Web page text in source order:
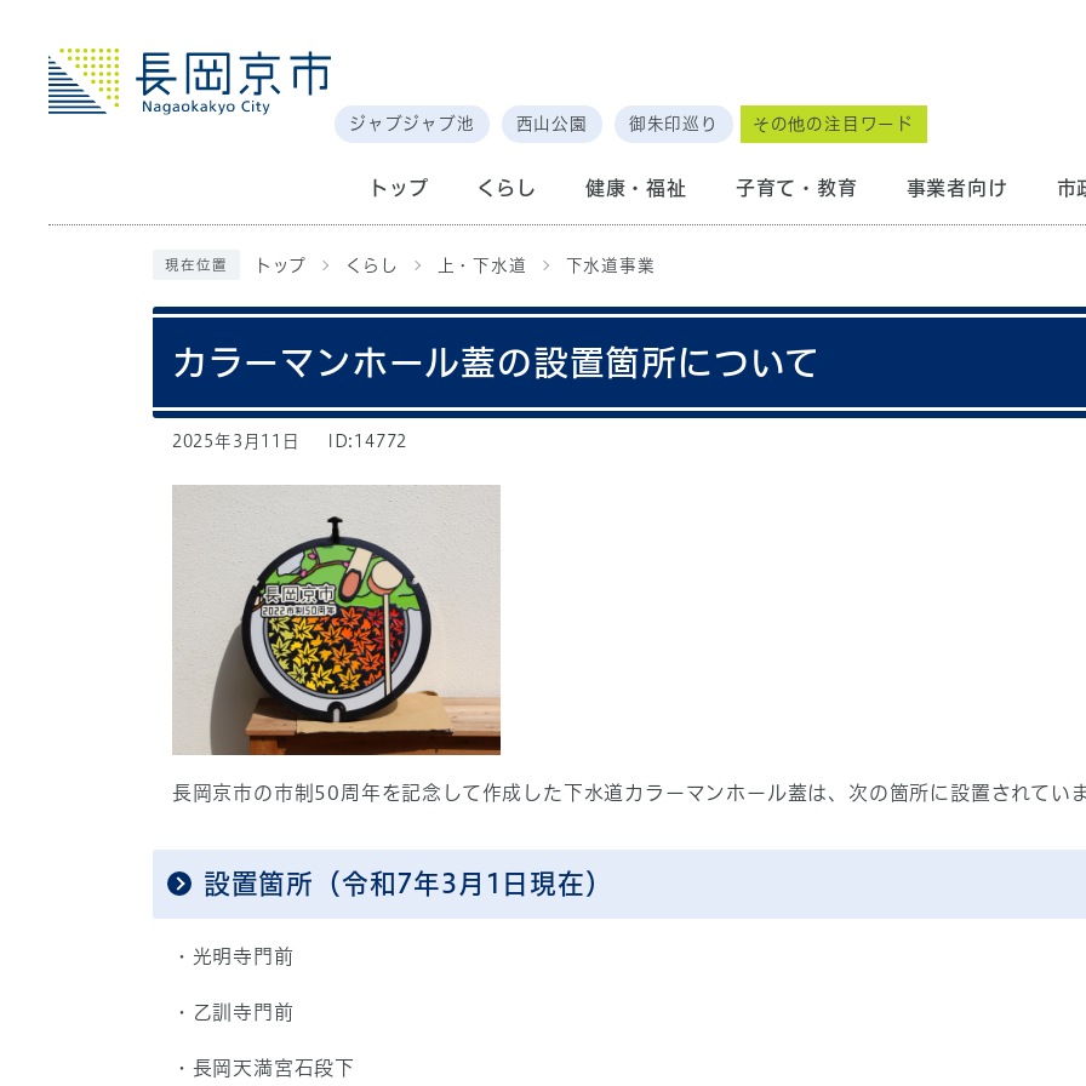
ジャブジャブ池 西山公園 御朱印巡り その他の注目ワード
トップ くらし 健康・福祉 子育て・教育 事業者向け 市
現在位置 トップ くらし 上・下水道 下水道事業
カラーマンホール蓋の設置箇所について
2025年3月11日 ID:14772
長岡京市の市制50周年を記念して作成した下水道カラーマンホール蓋は、次の箇所に設置されてい
設置箇所（令和7年3月1日現在）
・光明寺門前
・乙訓寺門前
・長岡天満宮石段下